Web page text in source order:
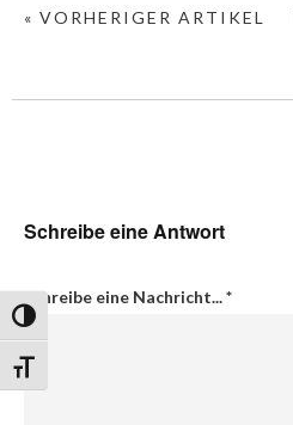
Umschalten auf hohe Kontraste
Schrift vergrößern
« VORHERIGER ARTIKEL
Schreibe eine Antwort
Schreibe eine Nachricht...*